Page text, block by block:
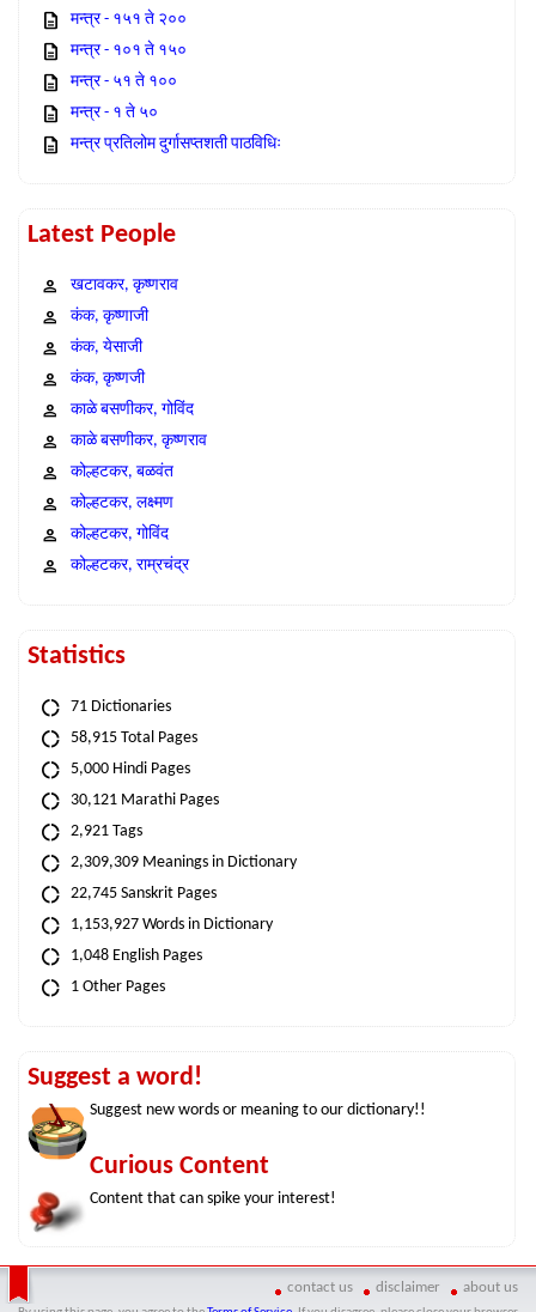
मन्त्र - १५१ ते २००
मन्त्र - १०१ ते १५०
मन्त्र - ५१ ते १००
मन्त्र - १ ते ५०
मन्त्र प्रतिलोम दुर्गासप्तशती पाठविधिः
Latest People
खटावकर, कृष्णराव
कंक, कृष्णाजी
कंक, येसाजी
कंक, कृष्णजी
काळे बसणीकर, गोविंद
काळे बसणीकर, कृष्णराव
कोल्हटकर, बळवंत
कोल्हटकर, लक्ष्मण
कोल्हटकर, गोविंद
कोल्हटकर, राम्रचंद्र
Statistics
71 Dictionaries
58,915 Total Pages
5,000 Hindi Pages
30,121 Marathi Pages
2,921 Tags
2,309,309 Meanings in Dictionary
22,745 Sanskrit Pages
1,153,927 Words in Dictionary
1,048 English Pages
1 Other Pages
Suggest a word!
Suggest new words or meaning to our dictionary!!
Curious Content
Content that can spike your interest!
contact us disclaimer about us